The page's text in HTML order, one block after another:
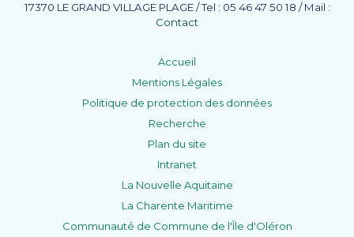
17370 LE GRAND VILLAGE PLAGE / Tel : 05 46 47 50 18 / Mail :
Contact
Accueil
Mentions Légales
Politique de protection des données
Recherche
Plan du site
Intranet
La Nouvelle Aquitaine
La Charente Maritime
Communauté de Commune de l'Île d'Oléron